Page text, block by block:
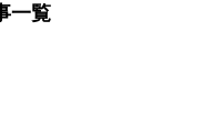
一覧